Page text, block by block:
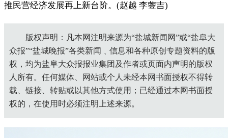
推民营经济发展再上新台阶。(赵越 李蓥吉)
版权声明：凡本网注明来源为“盐城新闻网”或“盐阜大
众报”“盐城晚报”各类新闻﹑信息和各种原创专题资料的版
权，均为盐阜大众报报业集团及作者或页面内声明的版权
人所有。任何媒体、网站或个人未经本网书面授权不得转
载、链接、转贴或以其他方式使用；已经通过本网书面授
权的，在使用时必须注明上述来源。